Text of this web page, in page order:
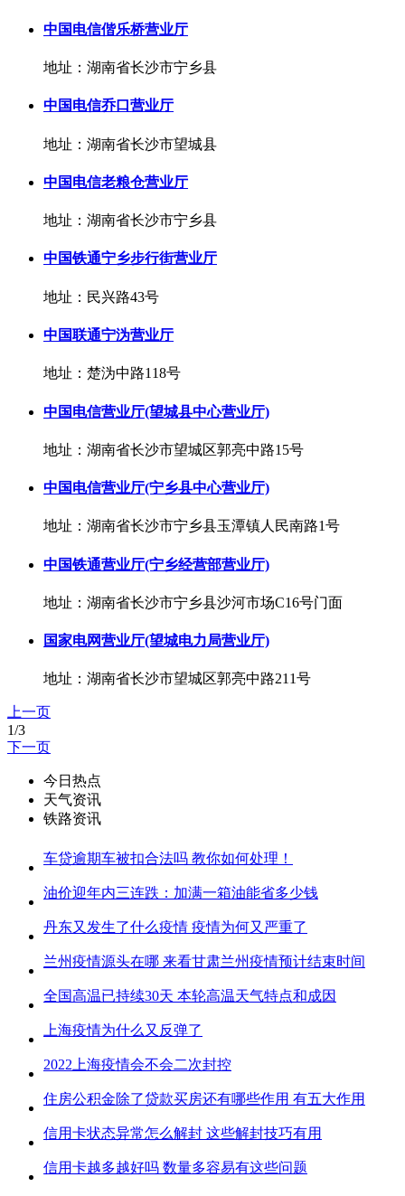
中国电信偕乐桥营业厅
地址：湖南省长沙市宁乡县
中国电信乔口营业厅
地址：湖南省长沙市望城县
中国电信老粮仓营业厅
地址：湖南省长沙市宁乡县
中国铁通宁乡步行街营业厅
地址：民兴路43号
中国联通宁沩营业厅
地址：楚沩中路118号
中国电信营业厅(望城县中心营业厅)
地址：湖南省长沙市望城区郭亮中路15号
中国电信营业厅(宁乡县中心营业厅)
地址：湖南省长沙市宁乡县玉潭镇人民南路1号
中国铁通营业厅(宁乡经营部营业厅)
地址：湖南省长沙市宁乡县沙河市场C16号门面
国家电网营业厅(望城电力局营业厅)
地址：湖南省长沙市望城区郭亮中路211号
上一页
1/3
下一页
今日热点
天气资讯
铁路资讯
车贷逾期车被扣合法吗 教你如何处理！
油价迎年内三连跌：加满一箱油能省多少钱
丹东又发生了什么疫情 疫情为何又严重了
兰州疫情源头在哪 来看甘肃兰州疫情预计结束时间
全国高温已持续30天 本轮高温天气特点和成因
上海疫情为什么又反弹了
2022上海疫情会不会二次封控
住房公积金除了贷款买房还有哪些作用 有五大作用
信用卡状态异常怎么解封 这些解封技巧有用
信用卡越多越好吗 数量多容易有这些问题